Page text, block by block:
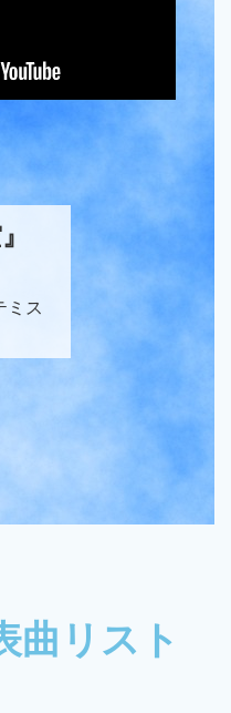
ミス
曲リスト